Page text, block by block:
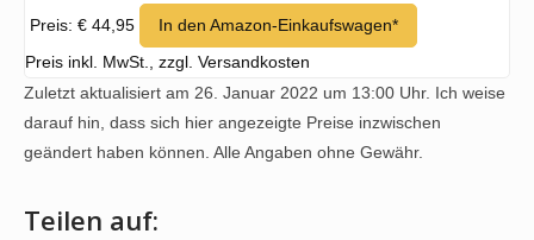
Preis: € 44,95
In den Amazon-Einkaufswagen*
Preis inkl. MwSt., zzgl. Versandkosten
Zuletzt aktualisiert am 26. Januar 2022 um 13:00 Uhr. Ich weise
darauf hin, dass sich hier angezeigte Preise inzwischen
geändert haben können. Alle Angaben ohne Gewähr.
Teilen auf: